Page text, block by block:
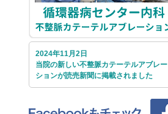
2024年11月2日
当院の新しい不整脈カテーテルアブレー
ションが読売新聞に掲載されました